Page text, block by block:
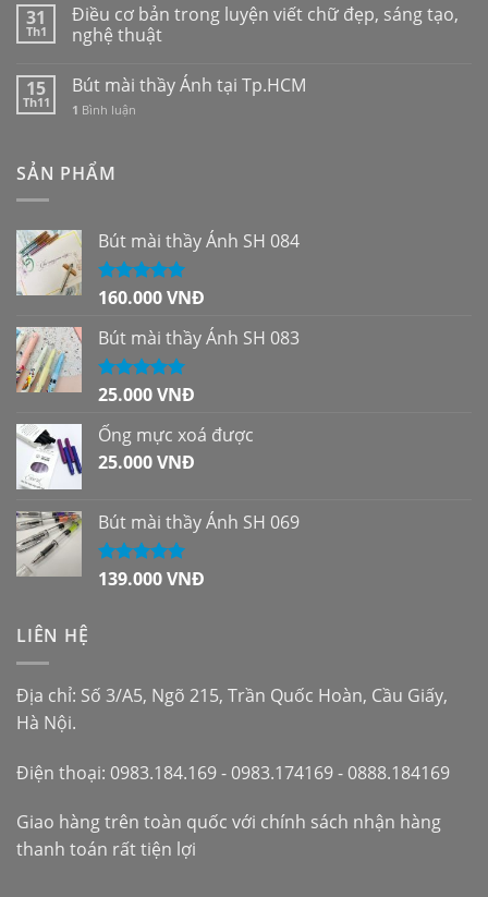
31
Th1
Điều cơ bản trong luyện viết chữ đẹp, sáng tạo,
nghệ thuật
15
Th11
Bút mài thầy Ánh tại Tp.HCM
1 Bình luận
SẢN PHẨM
Bút mài thầy Ánh SH 084
Được xếp
sao
160.000VNĐ
Bút mài thầy Ánh SH 083
Được xếp
sao
25.000VNĐ
Ống mực xoá được
25.000VNĐ
Bút mài thầy Ánh SH 069
Được xếp
139.000VNĐ
LIÊN HỆ
Địa chỉ: Số 3/A5, Ngõ 215, Trần Quốc Hoàn, Cầu Giấy,
Hà Nội.
Điện thoại: 0983.184.169 - 0983.174169 - 0888.184169
Giao hàng trên toàn quốc với chính sách nhận hàng
thanh toán rất tiện lợi